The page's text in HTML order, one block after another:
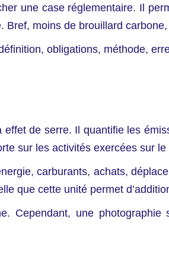
une case réglementaire. Il
moins de brouillard
obligations, méthode,
de serre. Il quantifie les
sur les activités exercées sur
carburants, achats,
que cette unité permet
Cependant, une